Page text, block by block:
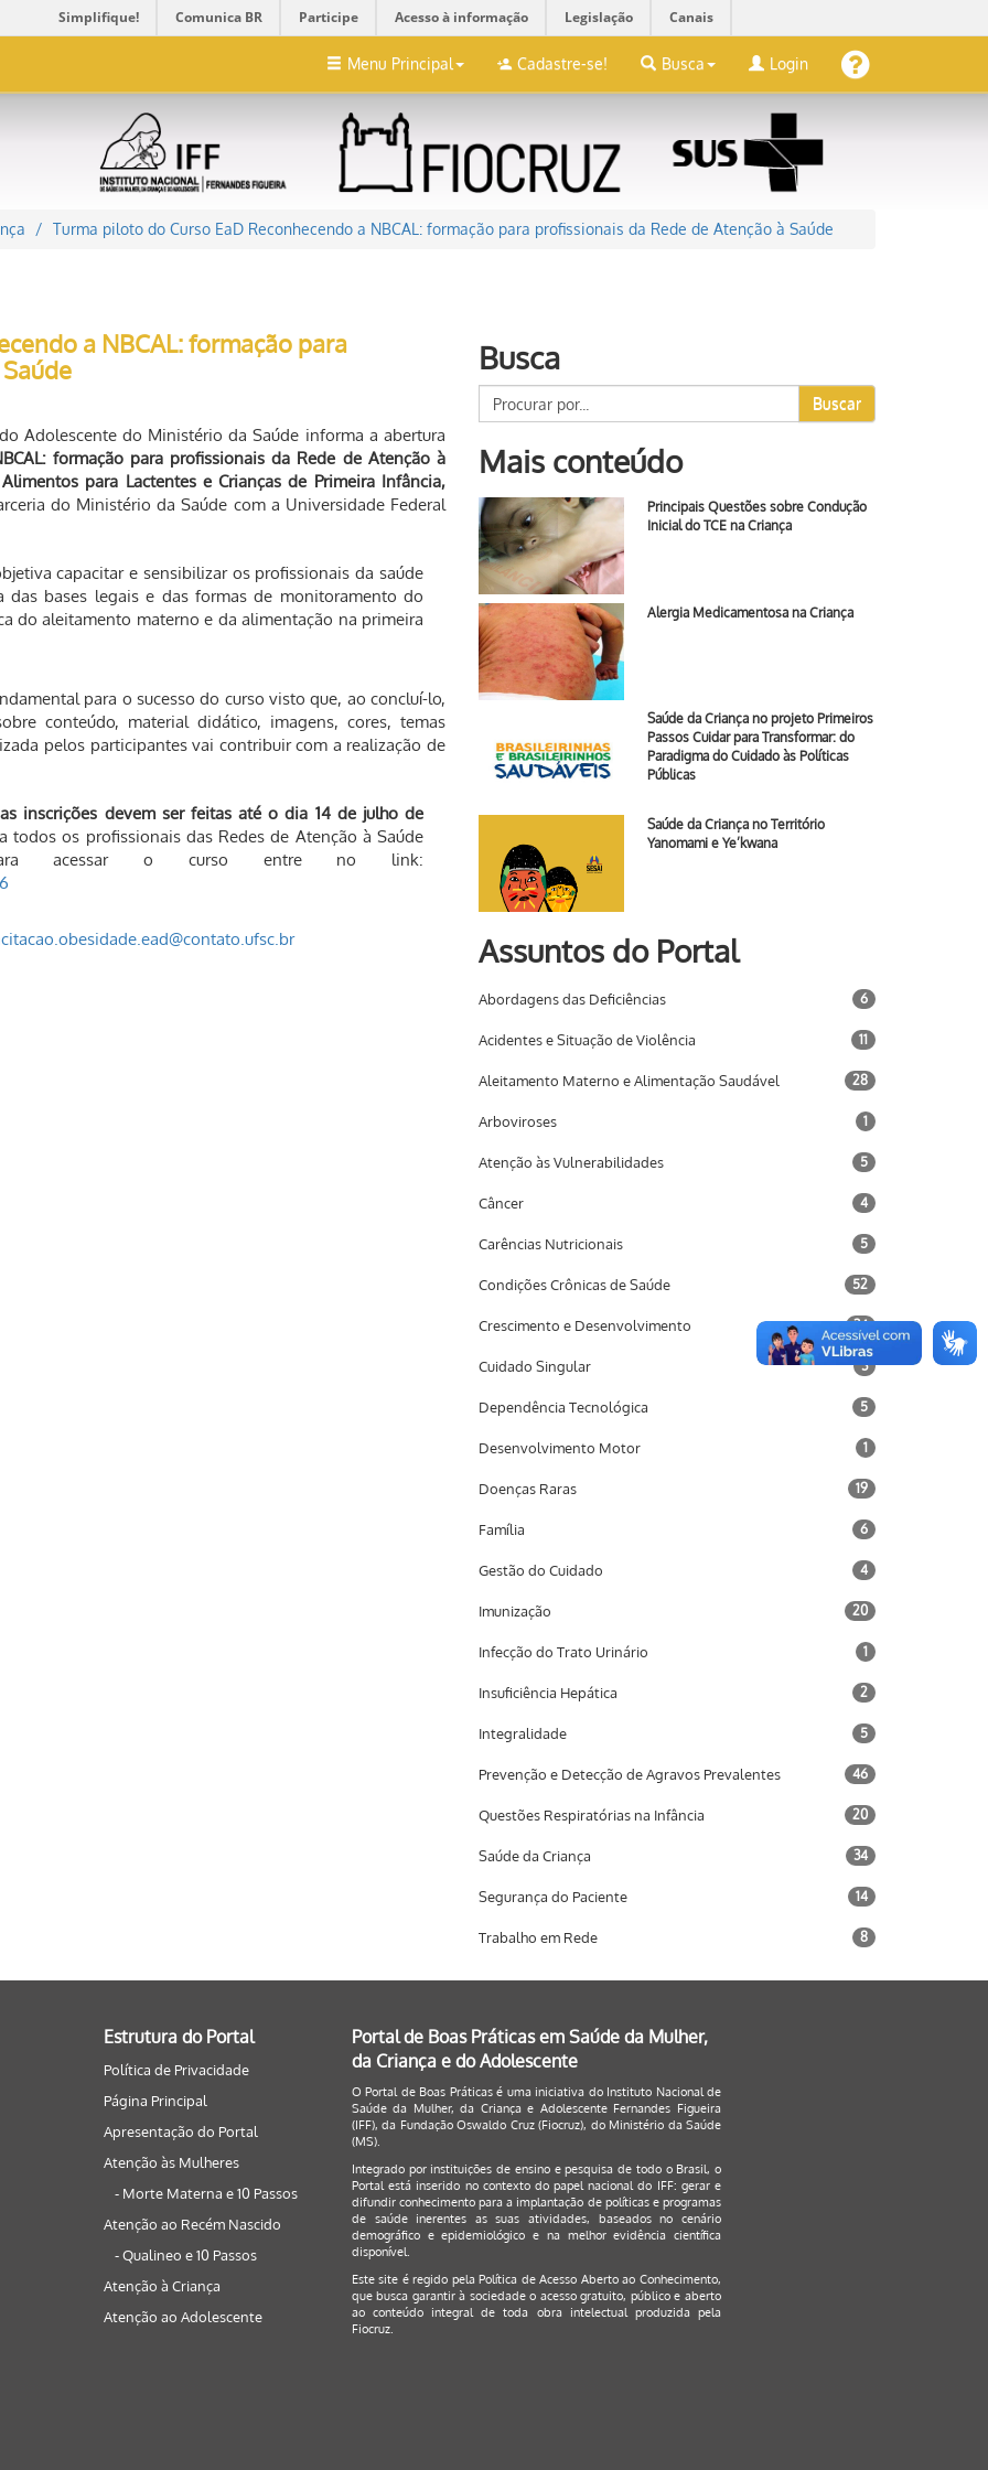
Simplifique! Comunica BR Participe Acesso à informação Legislação Canais
Menu Principal Cadastre-se! Busca Login
Turma piloto do Curso EaD Reconhecendo a NBCAL: formação para profissionais da Rede de Atenção à Saúde
a NBCAL: formação para
Adolescente do Ministério da Saúde informa a abertura
formação para profissionais da Rede de Atenção à
para Lactentes e Crianças de Primeira Infância,
do Ministério da Saúde com a Universidade Federal
capacitar e sensibilizar os profissionais da saúde
das bases legais e das formas de monitoramento do
do aleitamento materno e da alimentação na primeira
para o sucesso do curso visto que, ao concluí-lo,
conteúdo, material didático, imagens, cores, temas
pelos participantes vai contribuir com a realização de
inscrições devem ser feitas até o dia 14 de julho de
os profissionais das Redes de Atenção à Saúde
acessar o curso entre no link:
Busca
Buscar
Mais conteúdo
Principais Questões sobre Condução
Inicial do TCE na Criança
Alergia Medicamentosa na Criança
Saúde da Criança no projeto Primeiros
Passos Cuidar para Transformar: do
Paradigma do Cuidado às Políticas
Públicas
Saúde da Criança no Território
Yanomami e Ye’kwana
Assuntos do Portal
Abordagens das Deficiências 6
Acidentes e Situação de Violência 11
Aleitamento Materno e Alimentação Saudável 28
Arboviroses 1
Atenção às Vulnerabilidades 5
Câncer 4
Carências Nutricionais 5
Condições Crônicas de Saúde 52
Crescimento e Desenvolvimento 34
Cuidado Singular 3
Dependência Tecnológica 5
Desenvolvimento Motor 1
Doenças Raras 19
Família 6
Gestão do Cuidado 4
Imunização 20
Infecção do Trato Urinário 1
Insuficiência Hepática 2
Integralidade 5
Prevenção e Detecção de Agravos Prevalentes 46
Questões Respiratórias na Infância 20
Saúde da Criança 34
Segurança do Paciente 14
Trabalho em Rede 8
Estrutura do Portal
Política de Privacidade
Página Principal
Apresentação do Portal
Atenção às Mulheres
- Morte Materna e 10 Passos
Atenção ao Recém Nascido
- Qualineo e 10 Passos
Atenção à Criança
Atenção ao Adolescente
Portal de Boas Práticas em Saúde da Mulher,
da Criança e do Adolescente
O Portal de Boas Práticas é uma iniciativa do Instituto Nacional de
Saúde da Mulher, da Criança e Adolescente Fernandes Figueira
(IFF), da Fundação Oswaldo Cruz (Fiocruz), do Ministério da Saúde
(MS).
Integrado por instituições de ensino e pesquisa de todo o Brasil, o
Portal está inserido no contexto do papel nacional do IFF: gerar e
difundir conhecimento para a implantação de políticas e programas
de saúde inerentes as suas atividades, baseados no cenário
demográfico e epidemiológico e na melhor evidência científica
disponível.
Este site é regido pelaPolítica de Acesso Aberto ao Conhecimento,
que busca garantir à sociedade o acesso gratuito, público e aberto
ao conteúdo integral de toda obra intelectual produzida pela
Fiocruz.